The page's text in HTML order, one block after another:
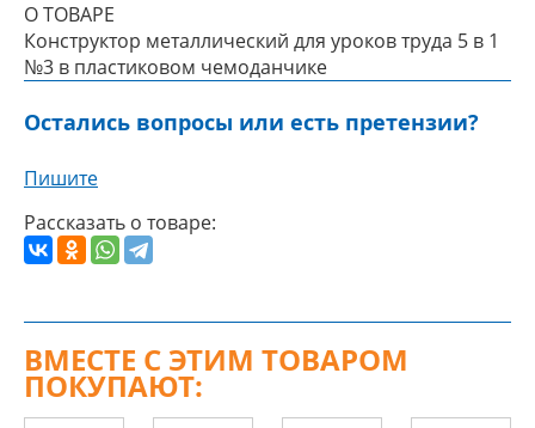
О ТОВАРЕ
Конструктор металлический для уроков труда 5 в 1
№3 в пластиковом чемоданчике
Остались вопросы или есть претензии?
Пишите
Рассказать о товаре:
ВМЕСТЕ С ЭТИМ ТОВАРОМ
ПОКУПАЮТ: